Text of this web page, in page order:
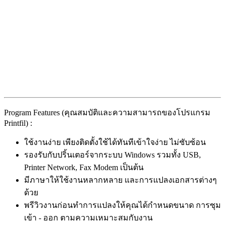
Program Features (คุณสมบัติและความสามารถของโปรแกรม
Printfil) :
ใช้งานง่าย เพียงติดตั้งใช้ได้ทันทีเข้าใจง่าย ไม่ซับซ้อน
รองรับกับปริ้นเตอร์จากระบบ Windows รวมทั้ง USB,
Printer Network, Fax Modem เป็นต้น
มีภาษาให้ใช้งานหลากหลาย และการแปลงเอกสารต่างๆ
ด้วย
พรีวิวงานก่อนทำการแปลงให้คุณได้กำหนดขนาด การซุม
เข้า - ออก ตามความเหมาะสมกับงาน